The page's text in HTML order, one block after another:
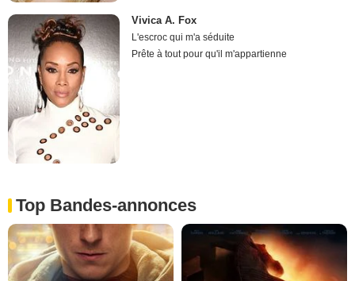
Vivica A. Fox
L'escroc qui m'a séduite
Prête à tout pour qu'il m'appartienne
Top Bandes-annonces